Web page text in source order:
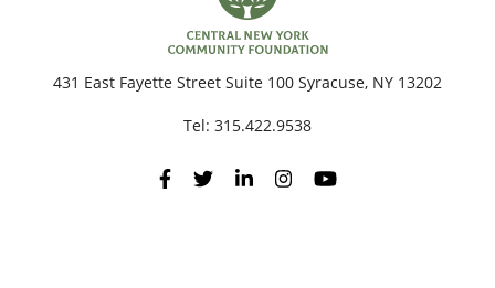
431 East Fayette Street Suite 100 Syracuse, NY 13202
Tel: 315.422.9538